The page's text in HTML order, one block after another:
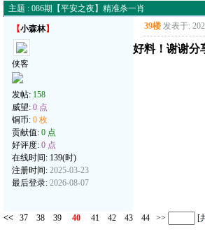
主题 : 086期【平安之夜】精准杀一肖
【小森林】
侠客
发帖: 158
威望: 0 点
铜币: 0 枚
贡献值: 0 点
好评度: 0 点
在线时间: 139(时)
注册时间: 2025-03-23
最后登录: 2026-08-07
39楼 发表于:
好料！谢谢分
<< 37 38 39 40 41 42 43 44 >> [